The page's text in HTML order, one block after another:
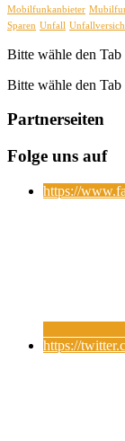
Mobilfunkanbieter
Sparen Unfall
Bitte wähle den
Bitte wähle den
Partnerseiten
Folge uns auf
https://
https://